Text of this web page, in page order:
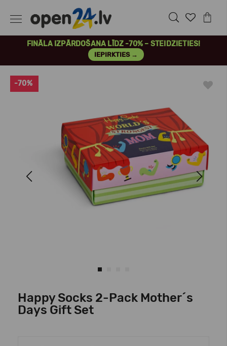
FINĀLA IZPĀRDOŠANA LĪDZ -70% – STEIDZIETIES!
IEPIRKTIES →
Next
-70%
Happy Socks 2-Pack Mother´s
Days Gift Set